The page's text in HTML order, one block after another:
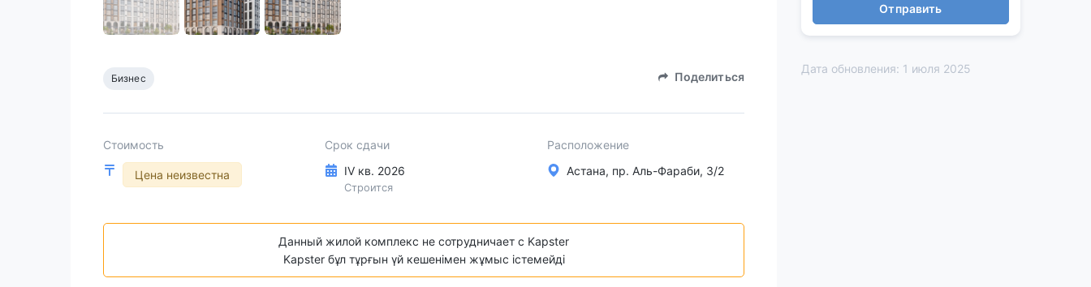
Бизнес Поделиться
Стоимость
Цена неизвестна
Срок сдачи
IV кв. 2026
Строится
Расположение
Астана, пр. Аль-Фараби, 3/2
Данный жилой комплекс не сотрудничает с Kapster
Kapster бұл тұрғын үй кешенімен жұмыс істемейді
Отправить
Дата обновления: 1 июля 2025